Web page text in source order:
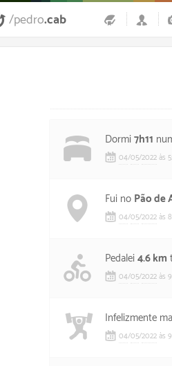
/pedro.cab
Dormi7h11
04/05/2022 às
Fui no Pão de
04/05/2022às
Pedalei4.6 km
04/05/2022 às
Infelizmente
04/05/2022às